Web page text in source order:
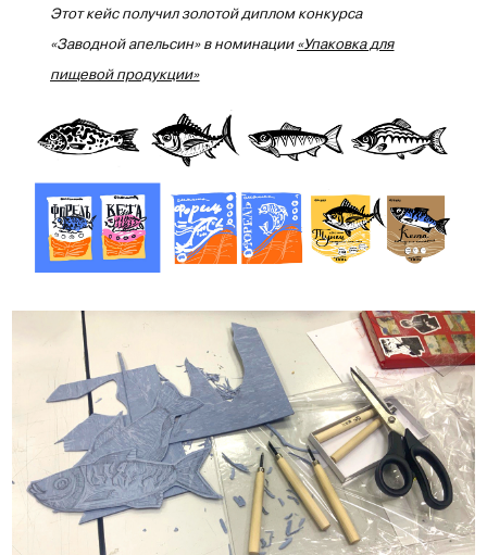
Этот кейс получил золотой диплом конкурса
«Заводной апельсин» в номинации«Упаковка для
пищевой продукции»